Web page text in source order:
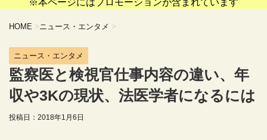
※本ページにはプロモーションが含まれています
HOME >ニュース・エンタメ >
ニュース・エンタメ
監察医と検視官仕事内容の違い、年
収や3Kの現状、法医学者になるには
投稿日： 2018年1月6日